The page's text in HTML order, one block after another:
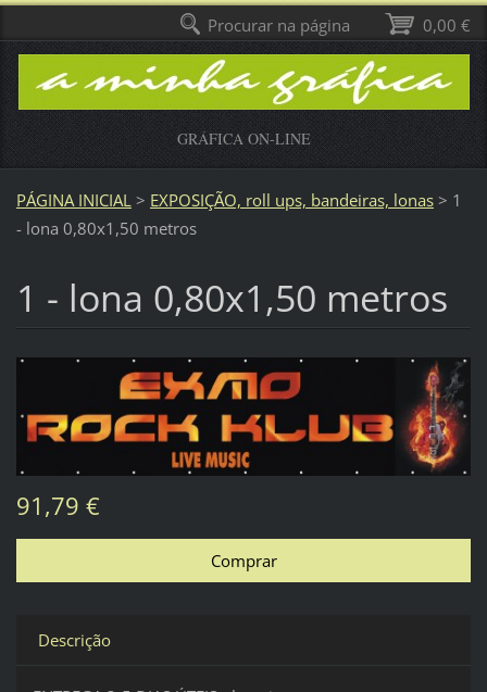
GRÁFICA ON-LINE
PÁGINA INICIAL > EXPOSIÇÃO, roll ups, bandeiras, lonas > 1
- lona 0,80x1,50 metros
1 - lona 0,80x1,50 metros
91,79 €
Descrição
0,00 €
Procurar na página